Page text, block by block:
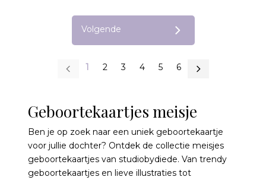
Volgende
1 2 3 4 5 6
Geboortekaartjes meisje
Ben je op zoek naar een uniek geboortekaartje
voor jullie dochter? Ontdek de collectie meisjes
geboortekaartjes van studiobydiede. Van trendy
geboortekaartjes en lieve illustraties tot